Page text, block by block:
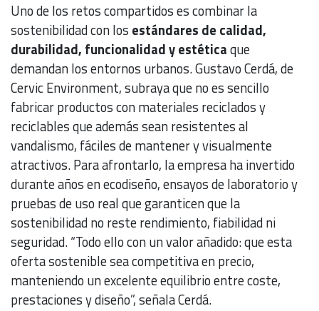
Uno de los retos compartidos es combinar la
sostenibilidad con los estándares de calidad,
durabilidad, funcionalidad y estéticaque
demandan los entornos urbanos. Gustavo Cerdá, de
Cervic Environment, subraya que no es sencillo
fabricar productos con materiales reciclados y
reciclables que además sean resistentes al
vandalismo, fáciles de mantener y visualmente
atractivos. Para afrontarlo, la empresa ha invertido
durante años en ecodiseño, ensayos de laboratorio y
pruebas de uso real que garanticen que la
sostenibilidad no reste rendimiento, fiabilidad ni
seguridad. “Todo ello con un valor añadido: que esta
oferta sostenible sea competitiva en precio,
manteniendo un excelente equilibrio entre coste,
prestaciones y diseño”, señala Cerdá.